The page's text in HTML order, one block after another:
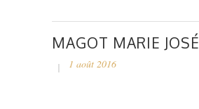
MAGOT MARIE JOSÉ
1 août 2016